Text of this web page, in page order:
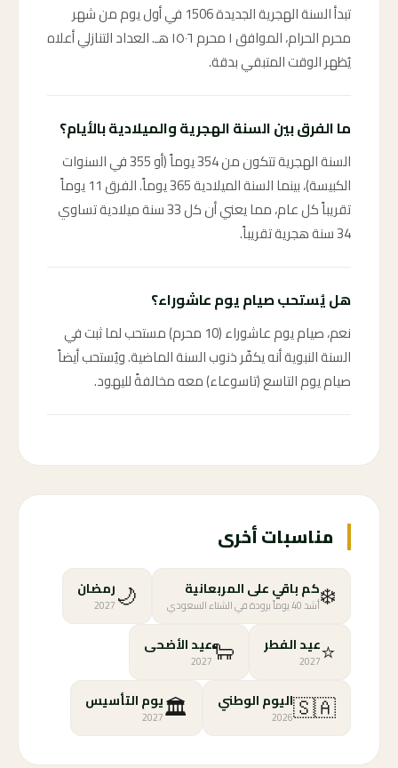
تبدأ السنة الهجرية الجديدة 1506 في أول يوم من شهر
محرم الحرام، الموافق ١ محرم ١٥٠٦ هـ. العداد التنازلي أعلاه
يُظهر الوقت المتبقي بدقة.
ما الفرق بين السنة الهجرية والميلادية بالأيام؟
السنة الهجرية تتكون من 354 يوماً (أو 355 في السنوات
الكبيسة)، بينما السنة الميلادية 365 يوماً. الفرق 11 يوماً
تقريباً كل عام، مما يعني أن كل 33 سنة ميلادية تساوي
34 سنة هجرية تقريباً.
هل يُستحب صيام يوم عاشوراء؟
نعم، صيام يوم عاشوراء (10 محرم) مستحب لما ثبت في
السنة النبوية أنه يكفّر ذنوب السنة الماضية. ويُستحب أيضاً
صيام يوم التاسع (تاسوعاء) معه مخالفةً لليهود.
مناسبات أخرى
❄️كم باقي على المربعانية
أشد 40 يوماً برودة في الشتاء السعودي 🌙رمضان
2027
⭐عيد الفطر
2027
🐑عيد الأضحى
2027
🇸🇦اليوم الوطني
2026
🏛️يوم التأسيس
2027